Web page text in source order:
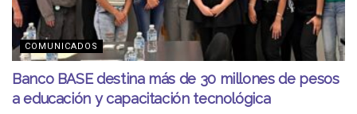
COMUNICADOS
Banco BASE destina más de 30 millones de pesos
a educación y capacitación tecnológica